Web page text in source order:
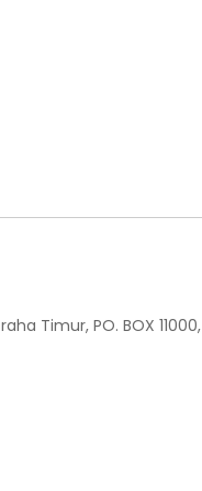
Timur, PO. BOX 11000,